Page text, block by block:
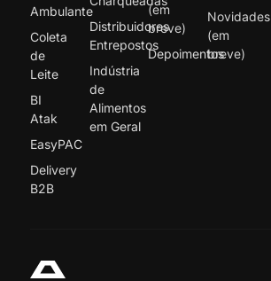
Ambulante
Coleta
de
Leite
BI
Atak
EasyPAC
Delivery
B2B
Distribuidores
Entrepostos
Indústria
de
Alimentos
em Geral
(em
breve)
Depoimentos
Novidades
(em
breve)